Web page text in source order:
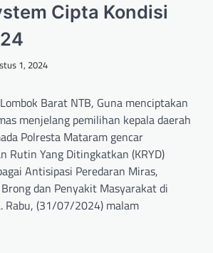
Cipta Kondisi
1, 2024
Barat NTB, Guna menciptakan
menjelang pemilihan kepala daerah
Polresta Mataram gencar
Rutin Yang Ditingkatkan (KRYD)
Antisipasi Peredaran Miras,
dan Penyakit Masyarakat di
Rabu, (31/07/2024) malam